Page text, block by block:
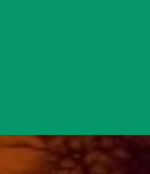
hoa-tu-nhien